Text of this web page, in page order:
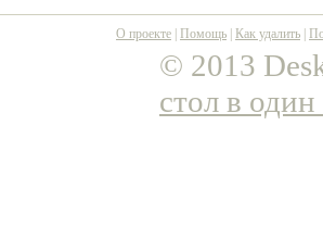
О проекте Помощь Как удалить
© 2013
стол в